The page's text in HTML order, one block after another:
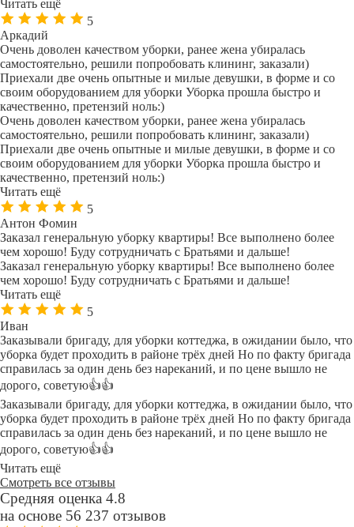
Читать ещё
5
Аркадий
Очень доволен качеством уборки, ранее жена убиралась
самостоятельно, решили попробовать клининг, заказали)
Приехали две очень опытные и милые девушки, в форме и со
своим оборудованием для уборки Уборка прошла быстро и
качественно, претензий ноль:)
Очень доволен качеством уборки, ранее жена убиралась
самостоятельно, решили попробовать клининг, заказали)
Приехали две очень опытные и милые девушки, в форме и со
своим оборудованием для уборки Уборка прошла быстро и
качественно, претензий ноль:)
Читать ещё
5
Антон Фомин
Заказал генеральную уборку квартиры! Все выполнено более
чем хорошо! Буду сотрудничать с Братьями и дальше!
Заказал генеральную уборку квартиры! Все выполнено более
чем хорошо! Буду сотрудничать с Братьями и дальше!
Читать ещё
5
Иван
Заказывали бригаду, для уборки коттеджа, в ожидании было, что
уборка будет проходить в районе трёх дней Но по факту бригада
справилась за один день без нареканий, и по цене вышло не
дорого, советую👍👍
Заказывали бригаду, для уборки коттеджа, в ожидании было, что
уборка будет проходить в районе трёх дней Но по факту бригада
справилась за один день без нареканий, и по цене вышло не
дорого, советую👍👍
Читать ещё
Смотреть все отзывы
Средняя оценка 4.8
на основе 56 237 отзывов